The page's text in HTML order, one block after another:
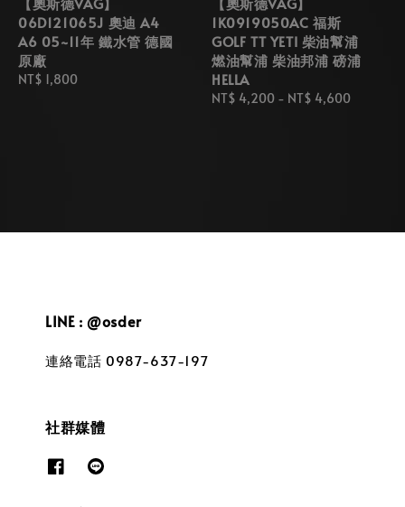
06D121065J 奧迪 A4
A6 05~11年 鐵水管 德國
原廠
Regular
NT$ 1,800
1K0919050AC 福斯
GOLF TT YETI 柴油幫浦
燃油幫浦 柴油邦浦 磅浦
HELLA
Regular
NT$ 4,200 - NT$ 4,600
LINE : @osder
連絡電話 0987-637-197
社群媒體